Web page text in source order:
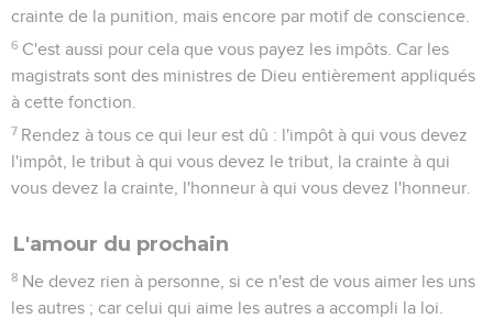
crainte de la punition, mais encore par motif de conscience.
6 C'est aussi pour cela que vous payez les impôts. Car les
magistrats sont des ministres de Dieu entièrement appliqués
à cette fonction.
7 Rendez à tous ce qui leur est dû : l'impôt à qui vous devez
l'impôt, le tribut à qui vous devez le tribut, la crainte à qui
vous devez la crainte, l'honneur à qui vous devez l'honneur.
L'amour du prochain
8 Ne devez rien à personne, si ce n'est de vous aimer les uns
les autres ; car celui qui aime les autres a accompli la loi.